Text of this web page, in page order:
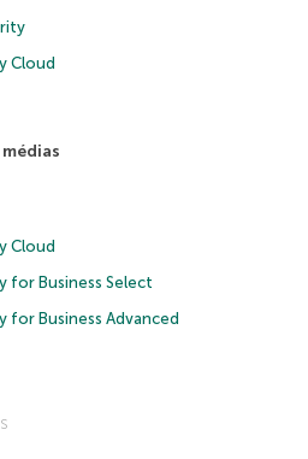
Cloud
Cloud
for Business Select
for Business Advanced